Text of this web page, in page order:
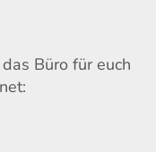
Büro für euch